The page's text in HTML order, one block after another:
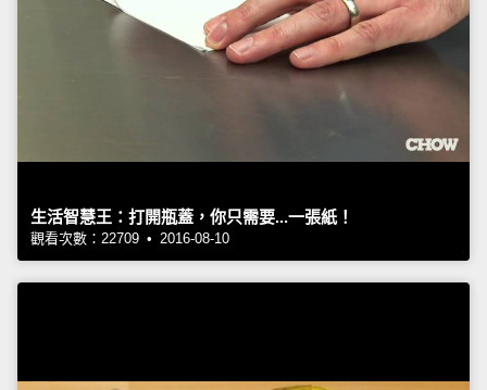
生活智慧王：打開瓶蓋，你只需要...一張紙！
觀看次數：22709 • 2016-08-10